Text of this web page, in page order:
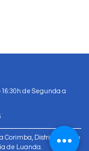
de Segunda a
Corimba, Distrito Urbano
de Luanda.